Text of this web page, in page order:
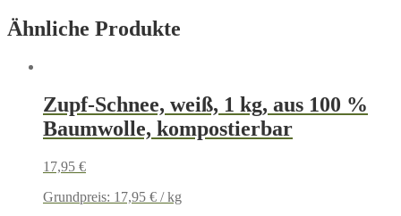
Ähnliche Produkte
Zupf-Schnee, weiß, 1 kg, aus 100 %
Baumwolle, kompostierbar
17,95 €
Grundpreis: 17,95 € /kg